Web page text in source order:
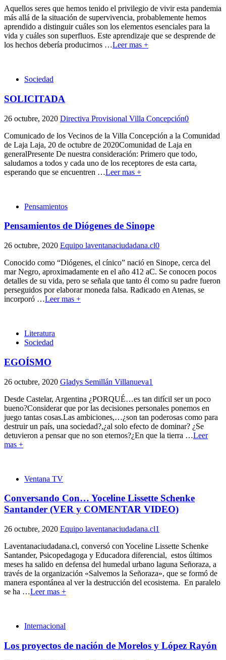
Aquellos seres que hemos tenido el privilegio de vivir esta pandemia
más allá de la situación de supervivencia, probablemente hemos
aprendido a distinguir cuáles son los elementos esenciales para la
vida y cuáles son superfluos. Este aprendizaje que se desprende de
los hechos debería producirnos …Leer mas +
Sociedad
SOLICITADA
26 octubre, 2020 Directiva Provisional Villa Concepción0
Comunicado de los Vecinos de la Villa Concepción a la Comunidad
de Laja Laja, 20 de octubre de 2020Comunidad de Laja en
generalPresente De nuestra consideración: Primero que todo,
saludamos a todos y cada uno de los receptores de esta carta,
esperando que se encuentren …Leer mas +
Pensamientos
Pensamientos de Diógenes de Sinope
26 octubre, 2020 Equipo laventanaciudadana.cl0
Conocido como “Diógenes, el cínico” nació en Sinope, cerca del
mar Negro, aproximadamente en el año 412 aC. Se conocen pocos
detalles de su vida, pero se señala que tanto él como su padre fueron
perseguidos por elaborar moneda falsa. Radicado en Atenas, se
incorporó …Leer mas +
Literatura
Sociedad
EGOÍSMO
26 octubre, 2020 Gladys Semillán Villanueva1
Desde Castelar, Argentina ¿PORQUÉ…es tan difícil ser un poco
bueno?Considerar que por las decisiones personales ponemos en
juego tantas cosas.Las ambiciones,…¿son tan poderosas como para
destruir un país, una sociedad?,¿al solo efecto de dominar? ¿Se
detuvieron a pensar que no son eternos?¿En que la tierra …Leer
mas +
Ventana TV
Conversando Con… Yoceline Lissette Schenke
Santander (VER y COMENTAR VIDEO)
26 octubre, 2020 Equipo laventanaciudadana.cl1
Laventanaciudadana.cl, conversó con Yoceline Lissette Schenke
Santander, Psicopedagoga y Educadora diferencial, estos últimos
meses ha salido en defensa del humedal urbano laguna Señoraza, a
través de la organización «Salvemos la Señoraza», que se formó de
manera espontánea al ver la destrucción del ecosistema. En paralelo
se ha …Leer mas +
Internacional
Los proyectos de nación de Morelos y López Rayón